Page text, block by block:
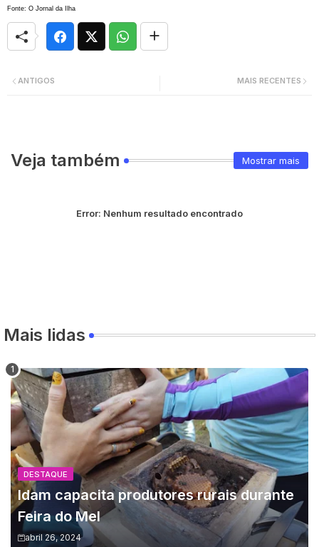
Fonte: O Jornal da Ilha
MAIS RECENTES
ANTIGOS
Veja também Mostrar mais
Error: Nenhum resultado encontrado
Mais lidas
DESTAQUE
Idam capacita produtores rurais durante
Feira do Mel
abril 26, 2024